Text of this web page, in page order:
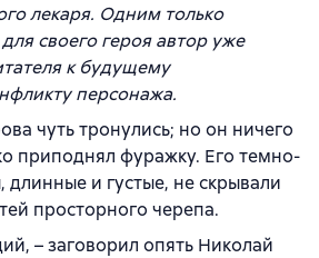
лекаря. Одним только
своего героя автор уже
к будущему
персонажа.
чуть тронулись; но он ничего
приподнял фуражку. Его темно-
длинные и густые, не скрывали
просторного черепа.
– заговорил опять Николай